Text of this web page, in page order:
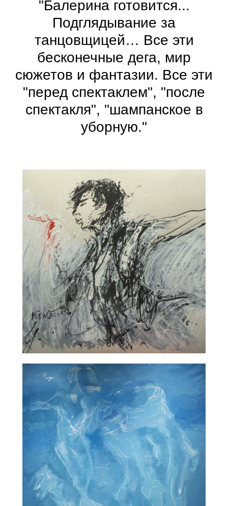
"Балерина готовится...
Подглядывание за
танцовщицей… Все эти
бесконечные дега, мир
сюжетов и фантазии. Все эти
"перед спектаклем", "после
спектакля", "шампанское в
уборную."